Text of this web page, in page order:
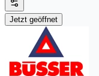
Jetzt geöffnet